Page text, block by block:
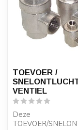
TOEVOER /
VENTIEL
Deze
TOEVOER/